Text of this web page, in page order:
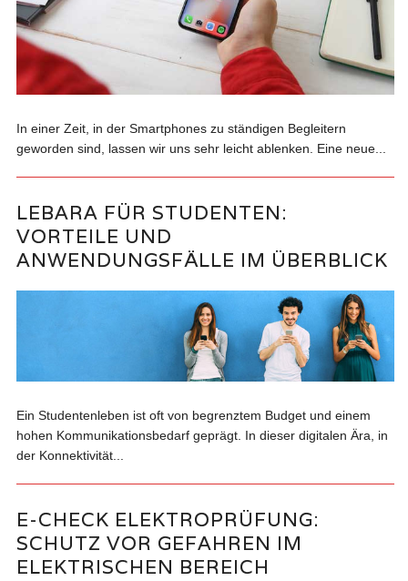
In einer Zeit, in der Smartphones zu ständigen Begleitern
geworden sind, lassen wir uns sehr leicht ablenken. Eine neue...
LEBARA FÜR STUDENTEN:
VORTEILE UND
ANWENDUNGSFÄLLE IM ÜBERBLICK
Ein Studentenleben ist oft von begrenztem Budget und einem
hohen Kommunikationsbedarf geprägt. In dieser digitalen Ära, in
der Konnektivität...
E-CHECK ELEKTROPRÜFUNG:
SCHUTZ VOR GEFAHREN IM
ELEKTRISCHEN BEREICH